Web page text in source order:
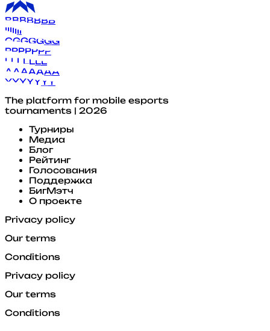
BBBBBBB
IIIIIII
GGGGGGG
PPPPPPP
L L L LLLL
A AAAAAA
YYYYY Y Y
The platform for mobile esports
tournaments | 2026
Турниры
Медиа
Блог
Рейтинг
Голосования
Поддержка
БигМэтч
О проекте
Privacy policy
Our terms
Conditions
Privacy policy
Our terms
Conditions